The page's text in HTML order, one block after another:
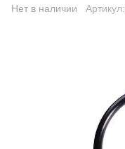
Нет в наличии Артикул: